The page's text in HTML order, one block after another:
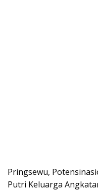
Pringsewu,
Putri Keluarga